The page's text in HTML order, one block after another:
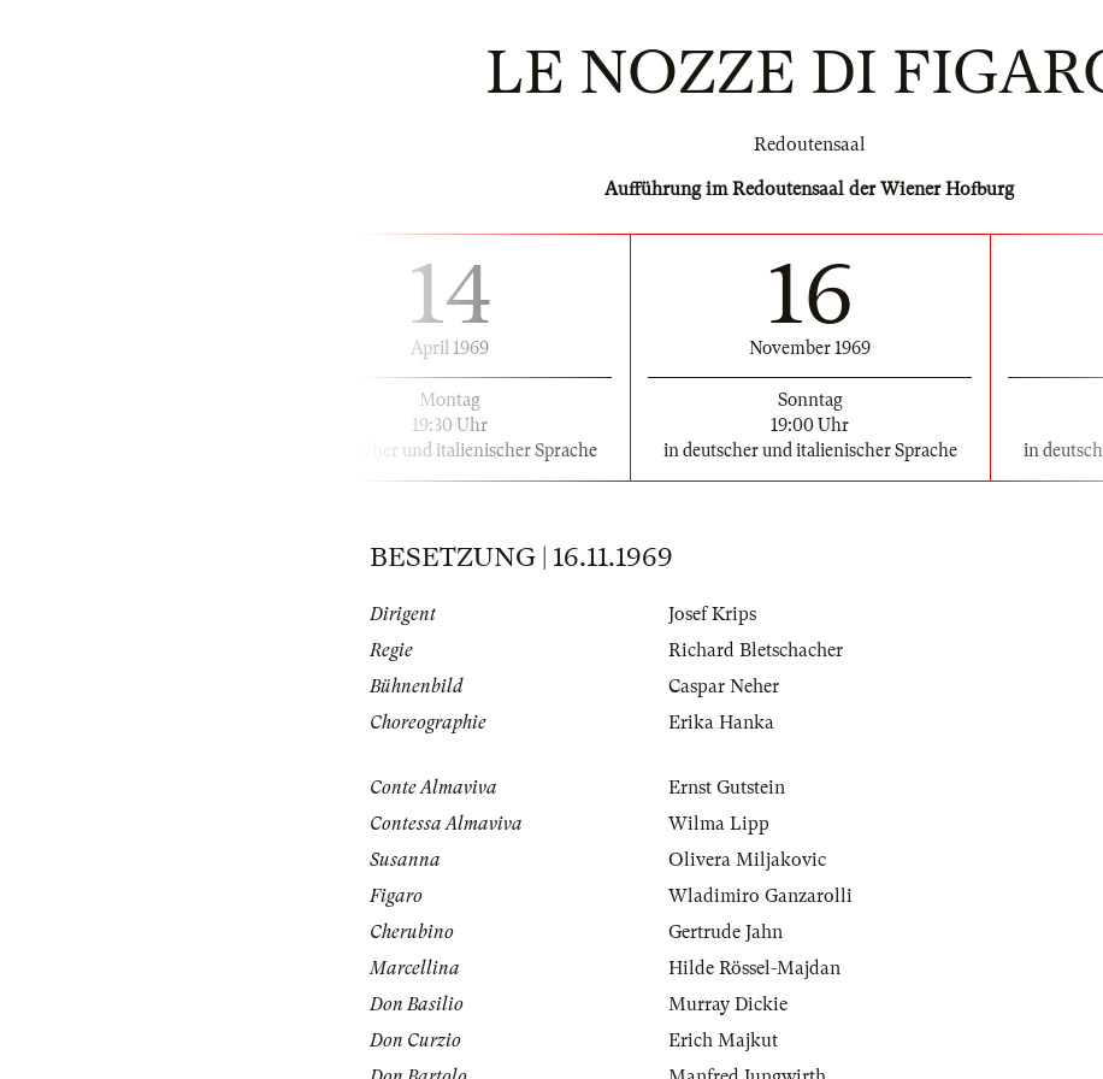
LE NOZZE DI
Redoutensaal
Aufführung im Redoutensaal der Wiener Hofburg
14
April 1969
Montag
19:30 Uhr
in deutscher und italienischer Sprache
16
November 1969
Sonntag
19:00 Uhr
in deutscher und italienischer Sprache
in
BESETZUNG | 16.11.1969
Dirigent
Josef Krips
Regie
Richard Bletschacher
Bühnenbild
Caspar Neher
Choreographie
Erika Hanka
Conte Almaviva
Ernst Gutstein
Contessa Almaviva
Wilma Lipp
Susanna
Olivera Miljakovic
Figaro
Wladimiro Ganzarolli
Cherubino
Gertrude Jahn
Marcellina
Hilde Rössel-Majdan
Don Basilio
Murray Dickie
Don Curzio
Erich Majkut